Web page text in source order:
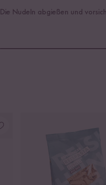
Die Nudeln abgießen und